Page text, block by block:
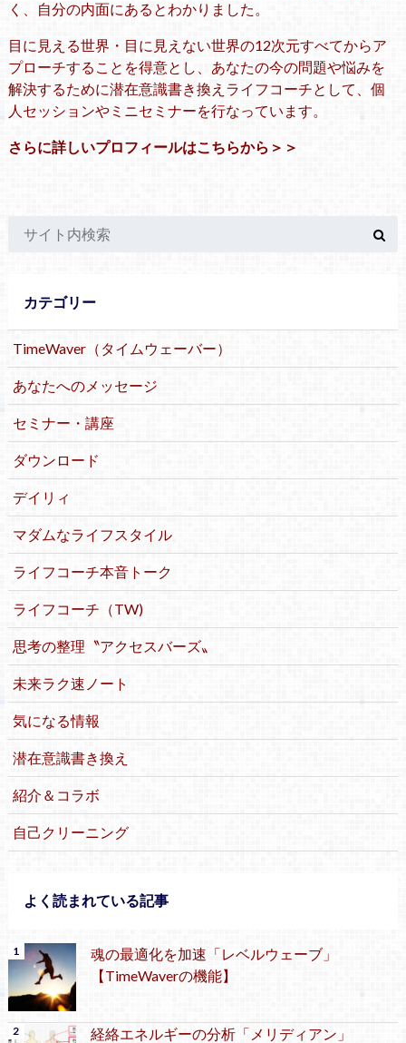
く、自分の内面にあるとわかりました。
目に見える世界・目に見えない世界の12次元すべてからア
プローチすることを得意とし、あなたの今の問題や悩みを
解決するために潜在意識書き換えライフコーチとして、個
人セッションやミニセミナーを行なっています。
さらに詳しいプロフィールはこちらから＞＞
カテゴリー
TimeWaver（タイムウェーバー）
あなたへのメッセージ
セミナー・講座
ダウンロード
デイリィ
マダムなライフスタイル
ライフコーチ本音トーク
ライフコーチ（TW)
思考の整理〝アクセスバーズ〟
未来ラク速ノート
気になる情報
潜在意識書き換え
紹介＆コラボ
自己クリーニング
よく読まれている記事
魂の最適化を加速「レベルウェーブ」
【TimeWaverの機能】
経絡エネルギーの分析「メリディアン」